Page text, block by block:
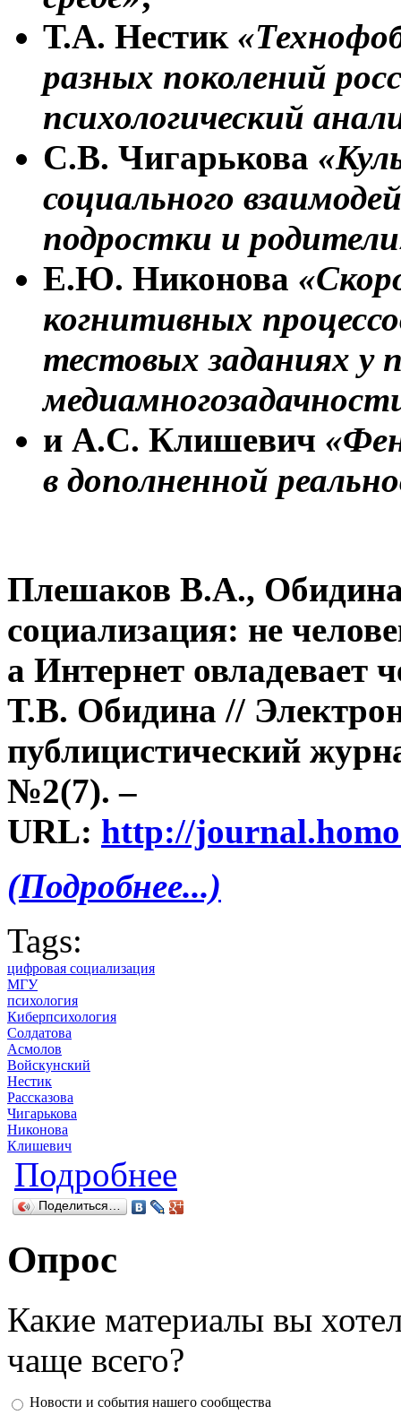
Т.А. Нестик
разных поколений
психологический
С.В. Чигарькова
социального
подростки и
Е.Ю. Никонова
когнитивных
тестовых заданиях у
и А.С. Клишевич
в дополненной
Плешаков В.А.,
социализация: не
а Интернет
Т.В. Обидина //
публицистический
№2(7). –
URL: http://
(Подробнее...)
Tags:
цифровая социализация
МГУ
психология
Киберпсихология
Солдатова
Асмолов
Войскунский
Нестик
Рассказова
Чигарькова
Никонова
Клишевич
Подробнее
Поделиться…
Опрос
Какие материалы вы
чаще всего?
Ответы
Новости и события нашего сообщества